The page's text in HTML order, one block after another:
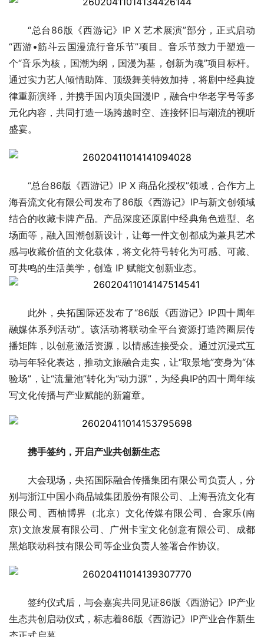
“总台86版《西游记》IP X 艺术展演”部分，正式启动
“西游•筋斗云国漫流行音乐节”项目。音乐节致力于塑造一
个“音乐为核，国潮为纲，国漫为基，创新为魂”项目标杆。
通过实力艺人倾情助阵、顶级舞美特效加持，将剧中经典旋
律重新演绎，并携手国内顶尖国漫IP，融合中华老字号等多
元化内容，共同打造一场跨越时空、连接怀旧与潮流的视听
盛宴。
“总台86版《西游记》IP X 商品化授权”领域，合作方上
海吾流文化有限公司发布了86版《西游记》IP与新文创领域
结合的收藏卡牌产品。产品深度还原剧中经典角色造型、名
场面等，融入国潮创新设计，让每一件文创都成为兼具艺术
感与收藏价值的文化载体，将文化符号转化为可感、可藏、
可共鸣的生活美学，创造 IP 赋能文创新业态。
此外，央拓国际还发布了“86版《西游记》IP四十周年
融媒体系列活动”。该活动将联动全平台资源打造跨圈层传
播矩阵，以创意激活资源，以情感连接受众。通过沉浸式互
动与年轻化表达，推动文旅融合走实，让“取景地”变身为“体
验场”，让“流量池”转化为“动力源”，为经典IP的四十周年续
写文化传播与产业赋能的新篇章。
携手签约，开启产业共创新生态
大会现场，央拓国际融合传播集团有限公司负责人，分
别与浙江中国小商品城集团股份有限公司、上海吾流文化有
限公司、西柚博界（北京）文化传媒有限公司、合家乐(南
京)文旅发展有限公司、广州卡宝文化创意有限公司、成都
黑焰联动科技有限公司等企业负责人签署合作协议。
签约仪式后，与会嘉宾共同见证86版《西游记》IP产业
生态共创启动仪式，标志着86版《西游记》IP产业合作新生